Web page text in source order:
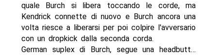
quale Burch si libera toccando le corde, ma
Kendrick connette di nuovo e Burch ancora una
volta riesce a liberarsi per poi colpire l'avversario
con un dropkick dalla seconda corda.
German suplex di Burch, segue una headbutt…